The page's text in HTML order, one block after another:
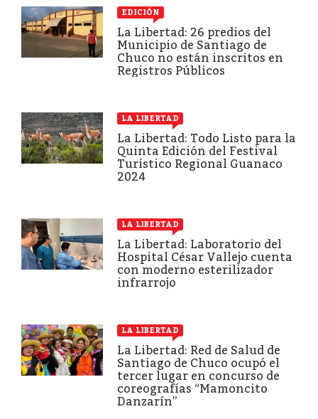
EDICIÓN
La Libertad: 26 predios del
Municipio de Santiago de
Chuco no están inscritos en
Registros Públicos
LA LIBERTAD
La Libertad: Todo Listo para la
Quinta Edición del Festival
Turístico Regional Guanaco
2024
LA LIBERTAD
La Libertad: Laboratorio del
Hospital César Vallejo cuenta
con moderno esterilizador
infrarrojo
LA LIBERTAD
La Libertad: Red de Salud de
Santiago de Chuco ocupó el
tercer lugar en concurso de
coreografías “Mamoncito
Danzarín”